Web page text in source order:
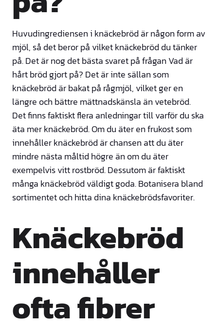
Huvudingrediensen i knäckebröd är någon form av
mjöl, så det beror på vilket knäckebröd du tänker
på. Det är nog det bästa svaret på frågan Vad är
hårt bröd gjort på? Det är inte sällan som
knäckebröd är bakat på rågmjöl, vilket ger en
längre och bättre mättnadskänsla än vetebröd.
Det finns faktiskt flera anledningar till varför du ska
äta mer knäckebröd. Om du äter en frukost som
innehåller knäckebröd är chansen att du äter
mindre nästa måltid högre än om du äter
exempelvis vitt rostbröd. Dessutom är faktiskt
många knäckebröd väldigt goda. Botanisera bland
sortimentet och hitta dina knäckebrödsfavoriter.
Knäckebröd
innehåller
ofta fibrer